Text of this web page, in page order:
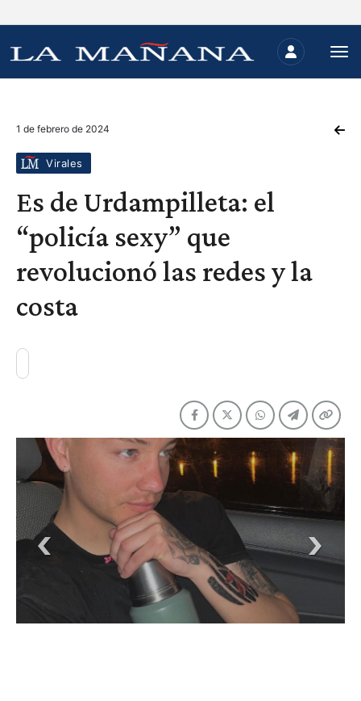
1 de febrero de 2024
Virales
Es de Urdampilleta: el
“policía sexy” que
revolucionó las redes y la
costa